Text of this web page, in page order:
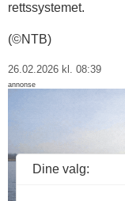
rettssystemet.
(©NTB)
26.02.2026 kl. 08:39
annonse
Dine valg: